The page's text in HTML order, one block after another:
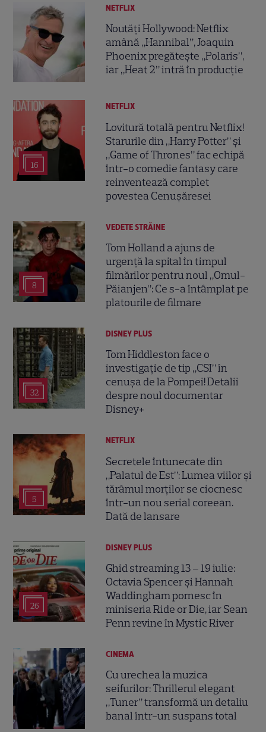
NETFLIX
Noutăți Hollywood: Netflix
amână „Hannibal”, Joaquin
Phoenix pregătește „Polaris”,
iar „Heat 2” intră în producție
16
NETFLIX
Lovitură totală pentru Netflix!
Starurile din „Harry Potter” și
„Game of Thrones” fac echipă
într-o comedie fantasy care
reinventează complet
povestea Cenușăresei
8
VEDETE STRĂINE
Tom Holland a ajuns de
urgență la spital în timpul
filmărilor pentru noul „Omul-
Păianjen”: Ce s-a întâmplat pe
platourile de filmare
32
DISNEY PLUS
Tom Hiddleston face o
investigație de tip „CSI” în
cenușa de la Pompei! Detalii
despre noul documentar
Disney+
5
NETFLIX
Secretele întunecate din
„Palatul de Est”: Lumea viilor și
tărâmul morților se ciocnesc
într-un nou serial coreean.
Dată de lansare
26
DISNEY PLUS
Ghid streaming 13 – 19 iulie:
Octavia Spencer și Hannah
Waddingham pornesc în
miniseria Ride or Die, iar Sean
Penn revine în Mystic River
CINEMA
Cu urechea la muzica
seifurilor: Thrillerul elegant
„Tuner” transformă un detaliu
banal într-un suspans total